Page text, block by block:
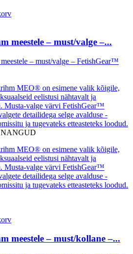
meestele – must/valge –...
MEO® on esimene valik kõigile,
eelistusi nähtavalt ja
Musta-valge värvi FetishGear™
detailidega selge avalduse -
ja tugevateks etteasteteks loodud.
MEO® on esimene valik kõigile,
eelistusi nähtavalt ja
Musta-valge värvi FetishGear™
detailidega selge avalduse -
ja tugevateks etteasteteks loodud.
meestele – must/kollane –...